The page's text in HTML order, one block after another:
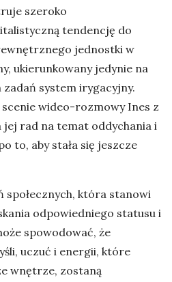
szeroko
tendencję do
jednostki w
ukierunkowany jedynie na
system irygacyjny.
wideo-rozmowy Ines z
rad na temat oddychania i
to, aby stała się jeszcze
społecznych, która stanowi
odpowiedniego statusu i
spowodować, że
uczuć i energii, które
wnętrze, zostaną